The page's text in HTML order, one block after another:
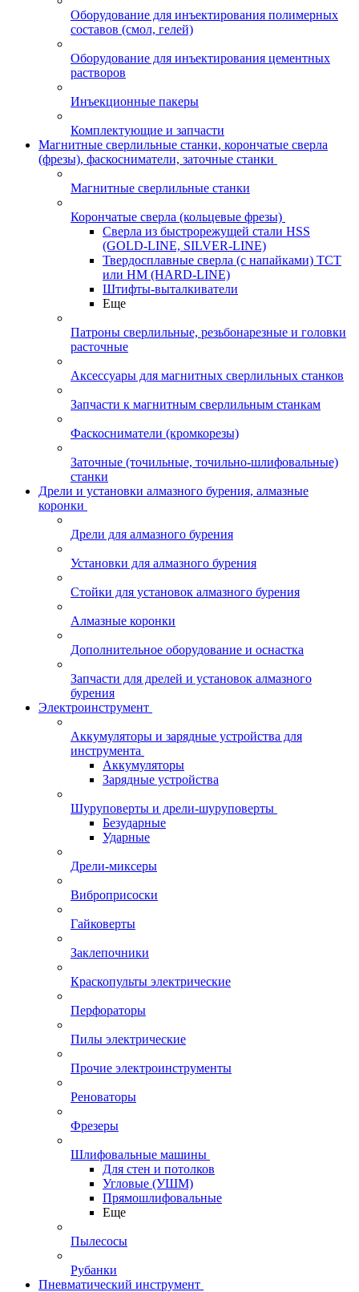
Оборудование для инъектирования полимерных
составов (смол, гелей)
Оборудование для инъектирования цементных
растворов
Инъекционные пакеры
Комплектующие и запчасти
Магнитные сверлильные станки, корончатые сверла
(фрезы), фаскосниматели, заточные станки
Магнитные сверлильные станки
Корончатые сверла (кольцевые фрезы)
Сверла из быстрорежущей стали HSS
(GOLD-LINE, SILVER-LINE)
Твердосплавные сверла (с напайками) ТСТ
или HM (HARD-LINE)
Штифты-выталкиватели
Еще
Патроны сверлильные, резьбонарезные и головки
расточные
Аксессуары для магнитных сверлильных станков
Запчасти к магнитным сверлильным станкам
Фаскосниматели (кромкорезы)
Заточные (точильные, точильно-шлифовальные)
станки
Дрели и установки алмазного бурения, алмазные
коронки
Дрели для алмазного бурения
Установки для алмазного бурения
Стойки для установок алмазного бурения
Алмазные коронки
Дополнительное оборудование и оснастка
Запчасти для дрелей и установок алмазного
бурения
Электроинструмент
Аккумуляторы и зарядные устройства для
инструмента
Аккумуляторы
Зарядные устройства
Шуруповерты и дрели-шуруповерты
Безударные
Ударные
Дрели-миксеры
Виброприсоски
Гайковерты
Заклепочники
Краскопульты электрические
Перфораторы
Пилы электрические
Прочие электроинструменты
Реноваторы
Фрезеры
Шлифовальные машины
Для стен и потолков
Угловые (УШМ)
Прямошлифовальные
Еще
Пылесосы
Рубанки
Пневматический инструмент